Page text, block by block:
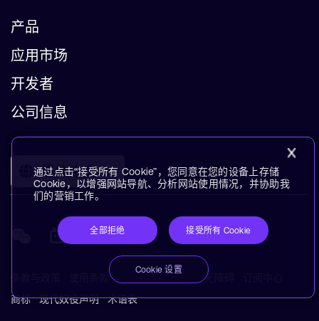
产品
应用市场
开发者
公司信息
简体中文
条款与政策 无障碍
商标
现代奴役声明 术语表
通过点击“接受所有 Cookie”，您同意在您的设备上存储
Cookie，以增强网站导航、分析网站使用情况，并协助我
们的营销工作。
全部拒绝 接受所有 Cookie
Cookie 设置